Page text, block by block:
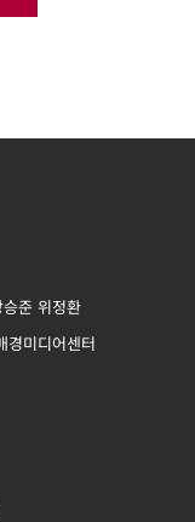
준 위정환
경미디어센터